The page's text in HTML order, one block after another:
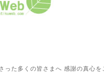
った多くの皆さまへ 感謝の真心を